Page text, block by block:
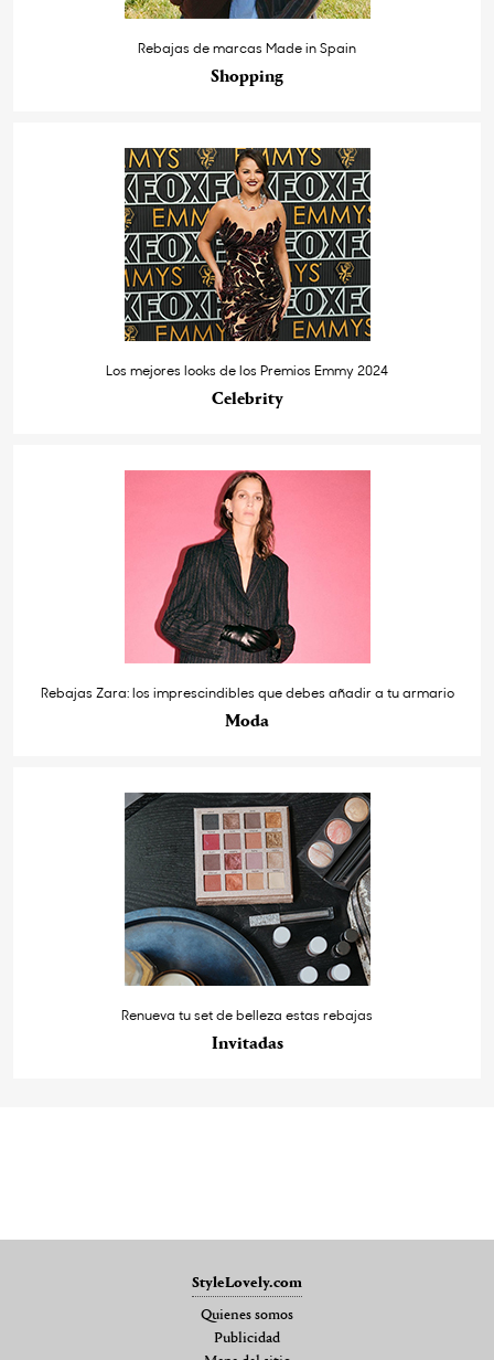
Rebajas de marcas Made in Spain
Shopping
Los mejores looks de los Premios Emmy 2024
Celebrity
Rebajas Zara: los imprescindibles que debes añadir a tu armario
Moda
Renueva tu set de belleza estas rebajas
Invitadas
StyleLovely.com
Quienes somos
Publicidad